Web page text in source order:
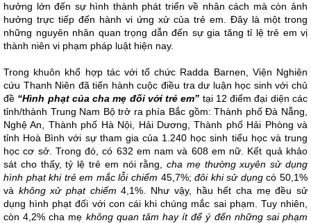
hưởng lớn đến sự hình thành phát triển về nhân cách mà còn ảnh
hưởng trực tiếp đến hành vi ứng xử của trẻ em. Đây là một trong
những nguyên nhân quan trọng dẫn đến sự gia tăng tỉ lệ trẻ em vị
thành niên vi phạm pháp luật hiện nay.
Trong khuôn khổ hợp tác với tổ chức Radda Barnen, Viện Nghiên
cứu Thanh Niên đã tiến hành cuộc điều tra dư luận học sinh với chủ
đề “Hình phạt của cha mẹ đối với trẻ em” tại 12 điểm đại diện các
tỉnh/thành Trung Nam Bộ trở ra phía Bắc gồm: Thành phố Đà Nẵng,
Nghệ An, Thành phố Hà Nội, Hải Dương, Thành phố Hải Phòng và
tỉnh Hoà Bình với sự tham gia của 1.240 học sinh tiểu học và trung
học cơ sở. Trong đó, có 632 em nam và 608 em nữ. Kết quả khảo
sát cho thấy, tỷ lệ trẻ em nói rằng,cha mẹ thường xuyên sử dụng
hình phạt khi trẻ em mắc lỗi chiếm 45,7%;đôi khi sử dụngcó 50,1%
và không xử phạt chiếm 4,1%. Như vậy, hầu hết cha mẹ đều sử
dụng hình phạt đối với con cái khi chúng mắc sai phạm. Tuy nhiên,
còn 4,2% cha mẹ không quan tâm hay ít để ý đến những sai phạm